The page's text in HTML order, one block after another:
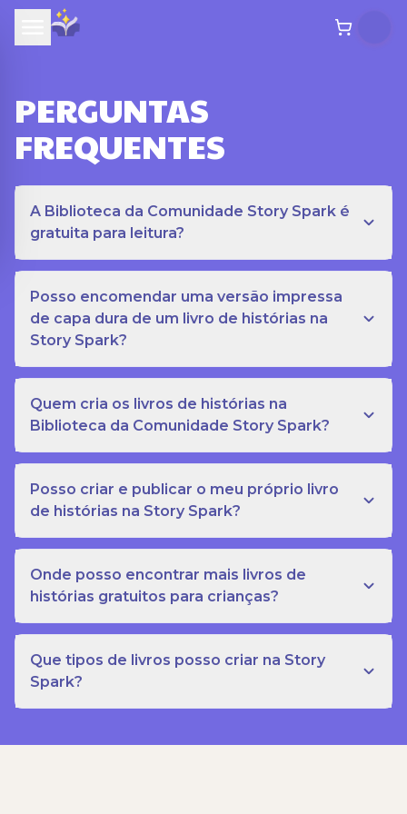
PERGUNTAS
FREQUENTES
A Biblioteca da Comunidade Story Spark é
gratuita para leitura?
Posso encomendar uma versão impressa
de capa dura de um livro de histórias na
Story Spark?
Quem cria os livros de histórias na
Biblioteca da Comunidade Story Spark?
Posso criar e publicar o meu próprio livro
de histórias na Story Spark?
Onde posso encontrar mais livros de
histórias gratuitos para crianças?
Que tipos de livros posso criar na Story
Spark?